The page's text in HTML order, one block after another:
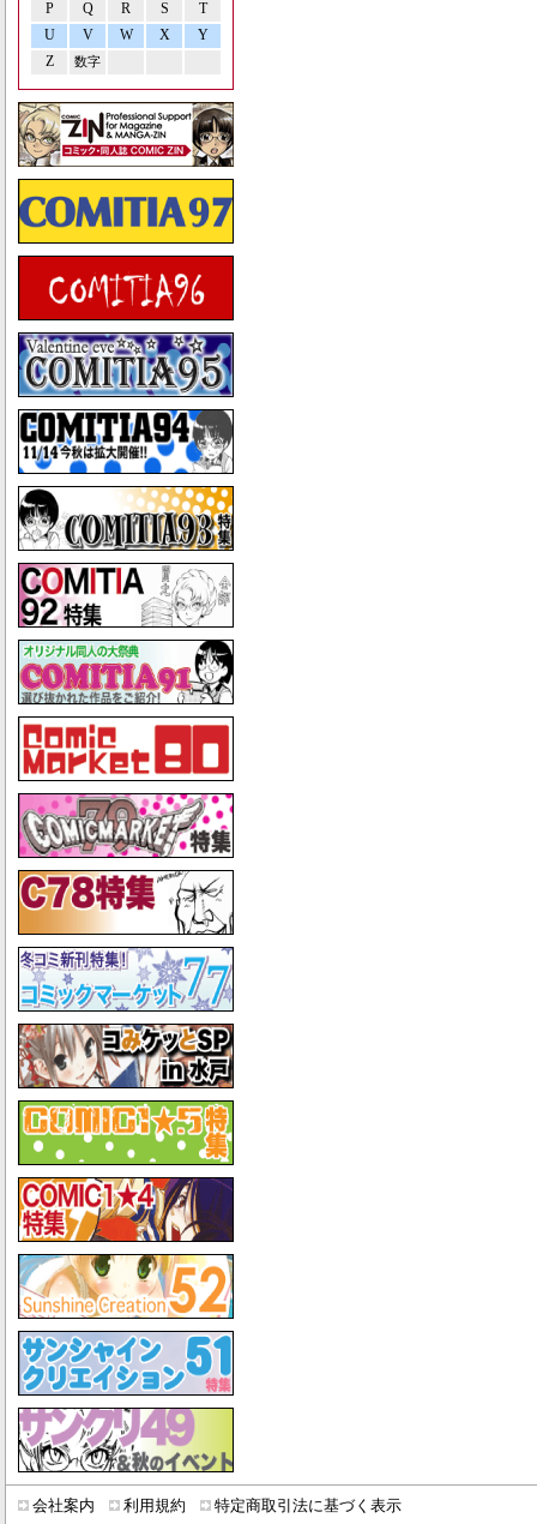
P Q R S
T
U
V W X
Y
Z
数字
会社案内 利用規約 特定商取引法に基づく表示